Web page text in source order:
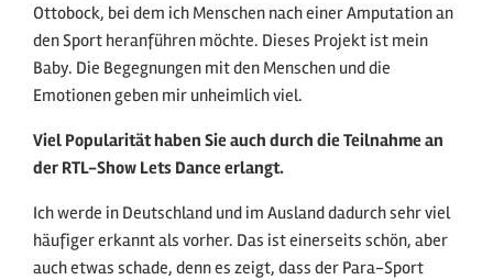
Ottobock, bei dem ich Menschen nach einer Amputation an
den Sport heranführen möchte. Dieses Projekt ist mein
Baby. Die Begegnungen mit den Menschen und die
Emotionen geben mir unheimlich viel.
Viel Popularität haben Sie auch durch die Teilnahme an
der RTL-Show Lets Dance erlangt.
Ich werde in Deutschland und im Ausland dadurch sehr viel
häufiger erkannt als vorher. Das ist einerseits schön, aber
auch etwas schade, denn es zeigt, dass der Para-Sport